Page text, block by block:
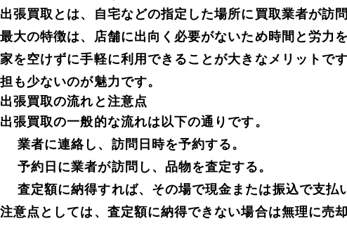
出張買取とは、自宅などの指定した場所に買取業者が訪
最大の特徴は、店舗に出向く必要がないため時間と労力
家を空けずに手軽に利用できることが大きなメリットで
担も少ないのが魅力です。
出張買取の流れと注意点
出張買取の一般的な流れは以下の通りです。
業者に連絡し、訪問日時を予約する。
予約日に業者が訪問し、品物を査定する。
査定額に納得すれば、その場で現金または振込で支払
注意点としては、査定額に納得できない場合は無理に売